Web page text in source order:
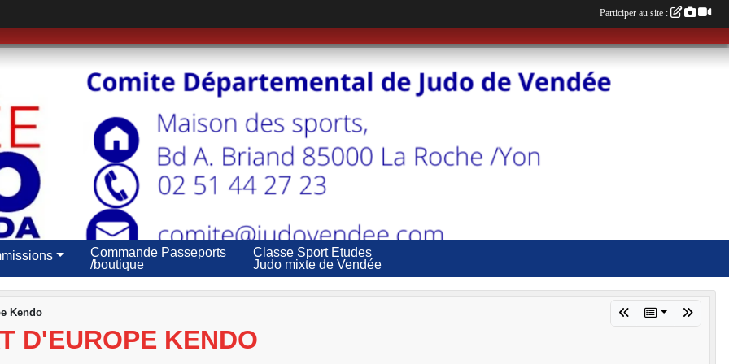
Commande Passeports
/boutique
Classe Sport Etudes
Judo mixte de Vendée
Kendo
D'EUROPE KENDO
Participer au site :